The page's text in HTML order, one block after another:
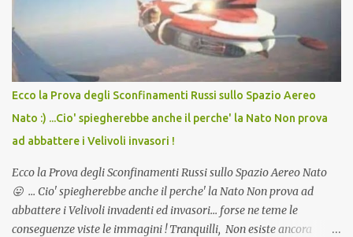
l'articolo per NON Dimenticare!
Ecco la Prova degli Sconfinamenti Russi sullo Spazio Aereo
Nato :) ...Cio' spiegherebbe anche il perche' la Nato Non prova
ad abbattere i Velivoli invasori !
Ecco la Prova degli Sconfinamenti Russi sullo Spazio Aereo Nato
😛 ... Cio' spiegherebbe anche il perche' la Nato Non prova ad
abbattere i Velivoli invadenti ed invasori... forse ne teme le
conseguenze viste le immagini ! Tranquilli, Non esiste ancora